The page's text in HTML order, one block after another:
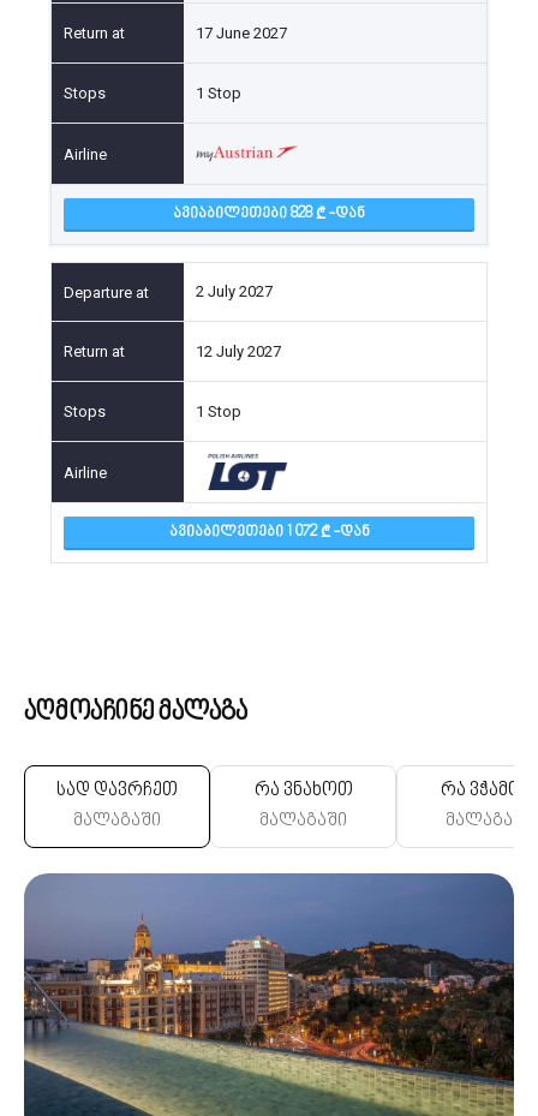
17 June 2027
1 Stop
ᲐᲕᲘᲐᲑᲘᲚᲔᲗᲔᲑᲘ 828 -ᲓᲐᲜ
2 July 2027
12 July 2027
1 Stop
ᲐᲕᲘᲐᲑᲘᲚᲔᲗᲔᲑᲘ 1 072 -ᲓᲐᲜ
აღმოაჩინე მალაგა
სად დავრჩეთ
მალაგაში
რა ვნახოთ
მალაგაში
რა ვჭამოთ
მალაგაში